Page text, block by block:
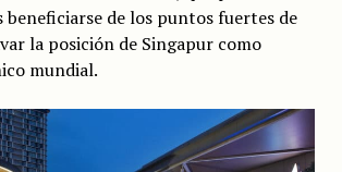
beneficiarse de los puntos fuertes de
la posición de Singapur como
mundial.